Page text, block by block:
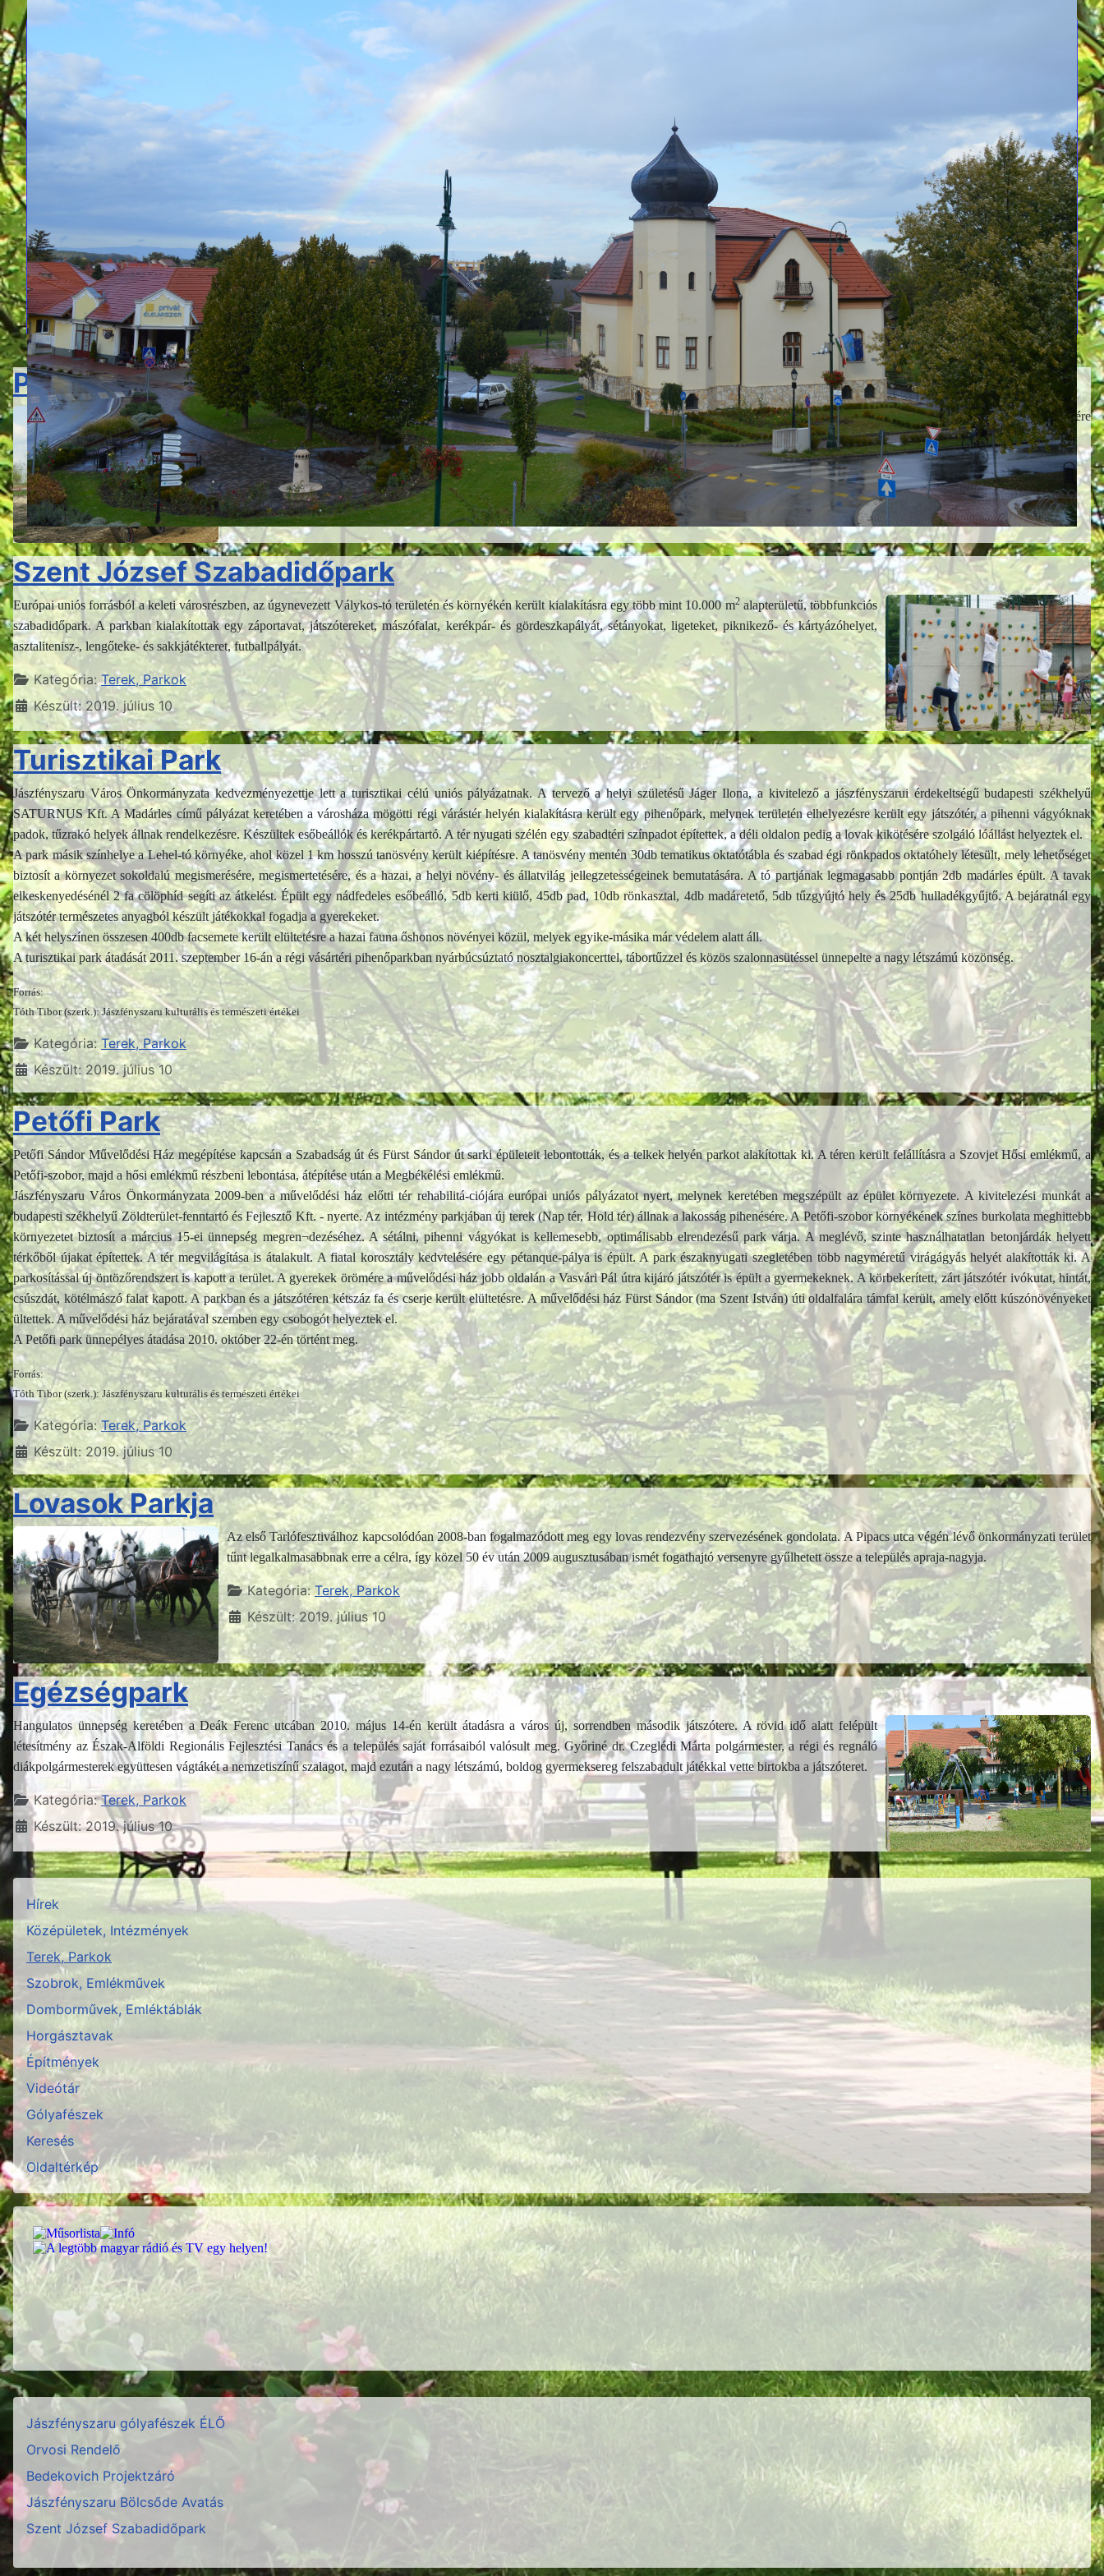
Jászfényszaru gólyafészek ÉLŐ
Orvosi Rendelő
Bedekovich Projektzáró
Jászfényszaru Bölcsőde Avatás
Szent József Szabadidőpark
Pető Ádám Emlékpark
Városnapján 2015. május 1-én délelőtt 10 órakor új helyszínre hívták a motorsport kedvelőit, hiszen a nemrégiben elhunyt kiváló élsportolónk, Pető Ádám emlékére
felújított, táblával is jelzett motoros gyakorlópálya avatására került sor.
Részletek
Kategória:Terek, Parkok
Készült: 2019. július 10
Szent József Szabadidőpark
Európai uniós forrásból a keleti városrészben, az úgynevezett Válykos-tó területén és környékén került kialakításra egy több mint 10.000 m2alapterületű, többfunkciós
szabadidőpark. A parkban kialakítottak egy záportavat, játszótereket, mászófalat, kerékpár- és gördeszkapályát, sétányokat, ligeteket, piknikező- és kártyázóhelyet,
asztalitenisz-, lengőteke- és sakkjátékteret, futballpályát.
Részletek
Kategória:Terek, Parkok
Készült: 2019. július 10
Turisztikai Park
Jászfényszaru Város Önkormányzata kedvezményezettje lett a turisztikai célú uniós pályázatnak. A tervező a helyi születésű Jáger Ilona, a kivitelező a jászfényszarui érdekeltségű budapesti székhelyű
SATURNUS Kft. A Madárles című pályázat keretében a városháza mögötti régi várástér helyén kialakításra került egy pihenőpark, melynek területén elhelyezésre került egy játszótér, a pihenni vágyóknak
padok, tűzrakó helyek állnak rendelkezésre. Készültek esőbeállók és kerékpártartó. A tér nyugati szélén egy szabadtéri színpadot építettek, a déli oldalon pedig a lovak kikötésére szolgáló lóállást helyeztek el.
A park másik színhelye a Lehel-tó környéke, ahol közel 1 km hosszú tanösvény került kiépítésre. A tanösvény mentén 30db tematikus oktatótábla és szabad égi rönkpados oktatóhely létesült, mely lehetőséget
biztosít a környezet sokoldalú megismerésére, megismertetésére, és a hazai, a helyi növény- és állatvilág jellegzetességeinek bemutatására. A tó partjának legmagasabb pontján 2db madárles épült. A tavak
elkeskenyedésénél 2 fa cölöphíd segíti az átkelést. Épült egy nádfedeles esőbeálló, 5db kerti kiülő, 45db pad, 10db rönkasztal, 4db madáretető, 5db tűzgyújtó hely és 25db hulladékgyűjtő. A bejáratnál egy
játszótér természetes anyagból készült játékokkal fogadja a gyerekeket.
A két helyszínen összesen 400db facsemete került elültetésre a hazai fauna őshonos növényei közül, melyek egyike-másika már védelem alatt áll.
A turisztikai park átadását 2011. szeptember 16-án a régi vásártéri pihenőparkban nyárbúcsúztató nosztalgiakoncerttel, tábortűzzel és közös szalonnasütéssel ünnepelte a nagy létszámú közönség.
Forrás:
Tóth Tibor (szerk.): Jászfényszaru kulturális és természeti értékei
Részletek
Kategória:Terek, Parkok
Készült: 2019. július 10
Petőfi Park
Petőfi Sándor Művelődési Ház megépítése kapcsán a Szabadság út és Fürst Sándor út sarki épületeit lebontották, és a telkek helyén parkot alakítottak ki. A téren került felállításra a Szovjet Hősi emlékmű, a
Petőfi-szobor, majd a hősi emlékmű részbeni lebontása, átépítése után a Megbékélési emlékmű.
Jászfényszaru Város Önkormányzata 2009-ben a művelődési ház előtti tér rehabilitá-ciójára európai uniós pályázatot nyert, melynek keretében megszépült az épület környezete. A kivitelezési munkát a
budapesti székhelyű Zöldterület-fenntartó és Fejlesztő Kft. - nyerte. Az intézmény parkjában új terek (Nap tér, Hold tér) állnak a lakosság pihenésére. A Petőfi-szobor környékének színes burkolata meghittebb
környezetet biztosít a március 15-ei ünnepség megren¬dezéséhez. A sétálni, pihenni vágyókat is kellemesebb, optimálisabb elrendezésű park várja. A meglévő, szinte használhatatlan betonjárdák helyett
térkőből újakat építettek. A tér megvilágítása is átalakult. A fiatal korosztály kedvtelésére egy pétanque-pálya is épült. A park északnyugati szegletében több nagyméretű virágágyás helyét alakították ki. A
parkosítással új öntözőrendszert is kapott a terület. A gyerekek örömére a művelődési ház jobb oldalán a Vasvári Pál útra kijáró játszótér is épült a gyermekeknek. A körbekerített, zárt játszótér ivókutat, hintát,
csúszdát, kötélmászó falat kapott. A parkban és a játszótéren kétszáz fa és cserje került elültetésre. A művelődési ház Fürst Sándor (ma Szent István) úti oldalfalára támfal került, amely előtt kúszónövényeket
ültettek. A művelődési ház bejáratával szemben egy csobogót helyeztek el.
A Petőfi park ünnepélyes átadása 2010. október 22-én történt meg.
Forrás:
Tóth Tibor (szerk.): Jászfényszaru kulturális és természeti értékei
Részletek
Kategória:Terek, Parkok
Készült: 2019. július 10
Lovasok Parkja
Az első Tarlófesztiválhoz kapcsolódóan 2008-ban fogalmazódott meg egy lovas rendezvény szervezésének gondolata. A Pipacs utca végén lévő önkormányzati terület
tűnt legalkalmasabbnak erre a célra, így közel 50 év után 2009 augusztusában ismét fogathajtó versenyre gyűlhetett össze a település apraja-nagyja.
Részletek
Kategória:Terek, Parkok
Készült: 2019. július 10
Egézségpark
Hangulatos ünnepség keretében a Deák Ferenc utcában 2010. május 14-én került átadásra a város új, sorrendben második játszótere. A rövid idő alatt felépült
létesítmény az Észak-Alföldi Regionális Fejlesztési Tanács és a település saját forrásaiból valósult meg. Győriné dr. Czeglédi Márta polgármester, a régi és regnáló
diákpolgármesterek együttesen vágtákét a nemzetiszínű szalagot, majd ezután a nagy létszámú, boldog gyermeksereg felszabadult játékkal vette birtokba a játszóteret.
Részletek
Kategória:Terek, Parkok
Készült: 2019. július 10
Hírek
Középületek, Intézmények
Terek, Parkok
Szobrok, Emlékművek
Domborművek, Emléktáblák
Horgásztavak
Építmények
Videótár
Gólyafészek
Keresés
Oldaltérkép